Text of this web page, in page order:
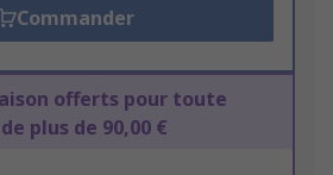
Commander
offerts pour toute
plus de 90,00 €